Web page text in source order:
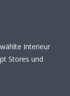
Interieur
Stores und